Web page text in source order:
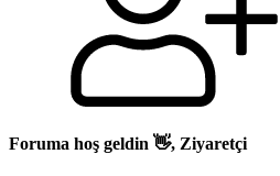
Foruma hoş geldin 👋, Ziyaretçi